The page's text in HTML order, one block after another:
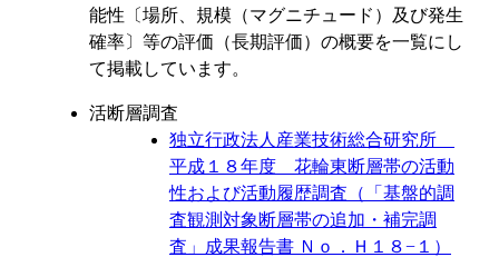
能性〔場所、規模（マグニチュード）及び発生
確率〕等の評価（長期評価）の概要を一覧にし
て掲載しています。
活断層調査
独立行政法人産業技術総合研究所
平成１８年度 花輪東断層帯の活動
性および活動履歴調査（「基盤的調
査観測対象断層帯の追加・補完調
査」成果報告書 Ｎｏ．Ｈ１８−１）